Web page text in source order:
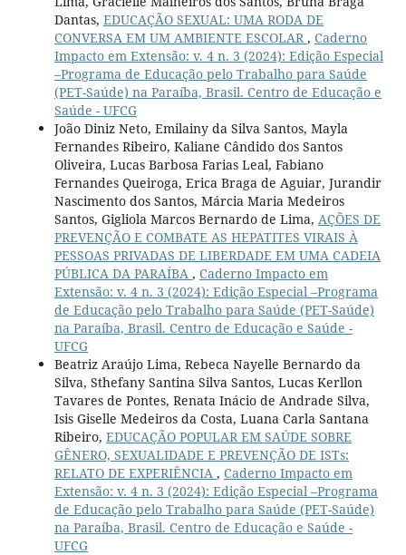
Dantas, EDUCAÇÃO SEXUAL: UMA RODA DE
CONVERSA EM UM AMBIENTE ESCOLAR , Caderno
Impacto em Extensão: v. 4 n. 3 (2024): Edição Especial
–Programa de Educação pelo Trabalho para Saúde
(PET-Saúde) na Paraíba, Brasil. Centro de Educação e
Saúde - UFCG
João Diniz Neto, Emilainy da Silva Santos, Mayla
Fernandes Ribeiro, Kaliane Cândido dos Santos
Oliveira, Lucas Barbosa Farias Leal, Fabiano
Fernandes Queiroga, Erica Braga de Aguiar, Jurandir
Nascimento dos Santos, Márcia Maria Medeiros
Santos, Gigliola Marcos Bernardo de Lima, AÇÕES DE
PREVENÇÃO E COMBATE AS HEPATITES VIRAIS À
PESSOAS PRIVADAS DE LIBERDADE EM UMA CADEIA
PÚBLICA DA PARAÍBA , Caderno Impacto em
Extensão: v. 4 n. 3 (2024): Edição Especial –Programa
de Educação pelo Trabalho para Saúde (PET-Saúde)
na Paraíba, Brasil. Centro de Educação e Saúde -
UFCG
Beatriz Araújo Lima, Rebeca Nayelle Bernardo da
Silva, Sthefany Santina Silva Santos, Lucas Kerllon
Tavares de Pontes, Renata Inácio de Andrade Silva,
Isis Giselle Medeiros da Costa, Luana Carla Santana
Ribeiro, EDUCAÇÃO POPULAR EM SAÚDE SOBRE
GÊNERO, SEXUALIDADE E PREVENÇÃO DE ISTs:
RELATO DE EXPERIÊNCIA , Caderno Impacto em
Extensão: v. 4 n. 3 (2024): Edição Especial –Programa
de Educação pelo Trabalho para Saúde (PET-Saúde)
na Paraíba, Brasil. Centro de Educação e Saúde -
UFCG